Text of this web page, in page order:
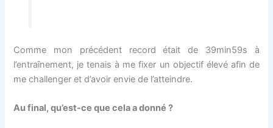
Comme mon précédent record était de 39min59s à
l’entraînement, je tenais à me fixer un objectif élevé afin de
me challenger et d’avoir envie de l’atteindre.
Au final, qu’est-ce que cela a donné ?